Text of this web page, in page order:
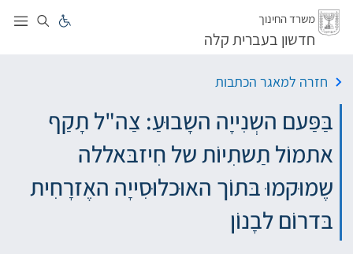
דלג
משרד החינוך
חדשון בעברית קלה
חזרה למאגר הכתבות
בַּפַּעם השְנִייָה השָבוּעַ: צַה"ל תָקַף
אתמוֹל תַשתִיוֹת של חִיזבּאללה
שֶמוּקמוּ בּתוֹך האוּכלוּסִייָה האֶזרָחִית
בּדרוֹם לבָנוֹן